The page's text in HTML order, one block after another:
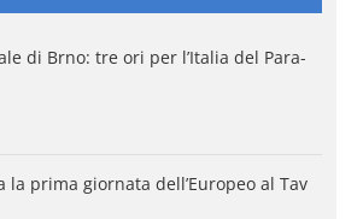
di Brno: tre ori per l’Italia del Para-
la prima giornata dell’Europeo al Tav